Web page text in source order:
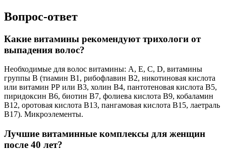
Вопрос-ответ
Какие витамины рекомендуют трихологи от
выпадения волос?
Необходимые для волос витамины: А, Е, С, D, витамины
группы В (тиамин В1, рибофлавин В2, никотиновая кислота
или витамин РР или В3, холин В4, пантотеновая кислота В5,
пиридоксин В6, биотин В7, фолиева кислота В9, кобаламин
В12, оротовая кислота В13, пангамовая кислота В15, лаетраль
В17). Микроэлементы.
Лучшие витаминные комплексы для женщин
после 40 лет?